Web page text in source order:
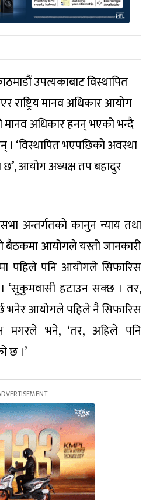
उपत्यकाबाट विस्थापित
राष्ट्रिय मानव अधिकार आयोग
अधिकार हनन् भएको भन्दै
‘विस्थापित भएपछिको अवस्था
आयोग अध्यक्ष तप बहादुर
अन्तर्गतको कानुन न्याय तथा
बैठकमा आयोगले यस्तो जानकारी
पहिले पनि आयोगले सिफारिस
‘सुकुमवासी हटाउन सक्छ । तर,
भनेर आयोगले पहिले नै सिफारिस
मगरले भने, ‘तर, अहिले पनि
छ ।’